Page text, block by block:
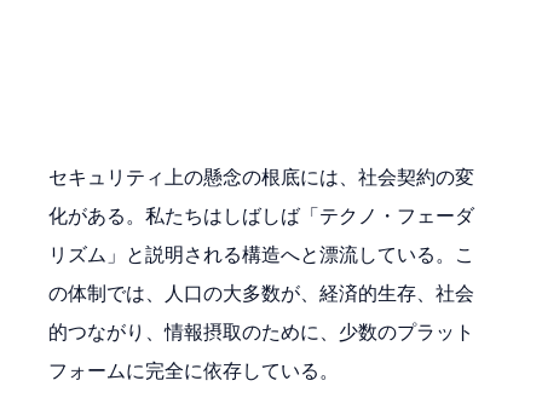
セキュリティ上の懸念の根底には、社会契約の変
化がある。私たちはしばしば「テクノ・フェーダ
リズム」と説明される構造へと漂流している。こ
の体制では、人口の大多数が、経済的生存、社会
的つながり、情報摂取のために、少数のプラット
フォームに完全に依存している。